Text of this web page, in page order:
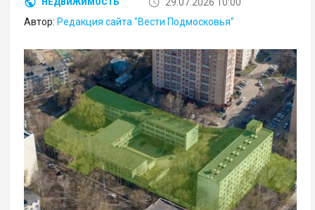
НЕДВИЖИМОСТЬ
29.07.2026 10:00
Автор: Редакция сайта "Вести Подмосковья"